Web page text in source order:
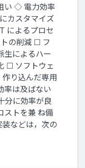
い ◇ 電力効率
カスタマイズ
によるプロセ
の削減 ☐ フ
生によるハー
☐ ソフトウェ
り込んだ専用
率は及ばない
分に効率が良
ストを兼 ね備
などは，次の